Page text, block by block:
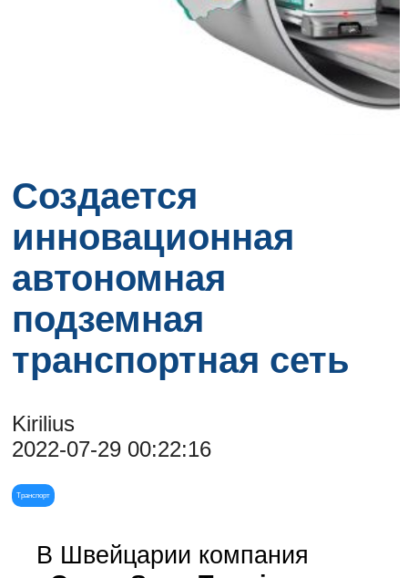
Создается
инновационная
автономная
подземная
транспортная сеть
Kirilius
2022-07-29 00:22:16
Транспорт
В Швейцарии компания